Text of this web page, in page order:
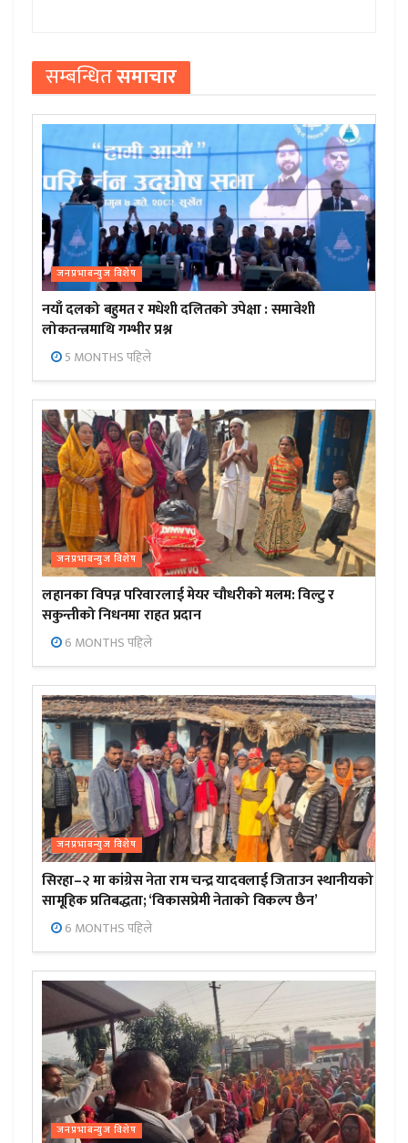
सम्बन्धितसमाचार
जनप्रभाबन्युज विशेष
नयाँ दलको बहुमत र मधेशी दलितको उपेक्षा : समावेशी
लोकतन्त्रमाथि गम्भीर प्रश्न
5 MONTHS पहिले
जनप्रभाबन्युज विशेष
लहानका विपन्न परिवारलाई मेयर चौधरीको मलम: विल्टु र
सकुन्तीको निधनमा राहत प्रदान
6 MONTHS पहिले
जनप्रभाबन्युज विशेष
सिरहा–२ मा कांग्रेस नेता राम चन्द्र यादवलाई जिताउन स्थानीयको
सामूहिक प्रतिबद्धता; ‘विकासप्रेमी नेताको विकल्प छैन’
6 MONTHS पहिले
जनप्रभाबन्युज विशेष